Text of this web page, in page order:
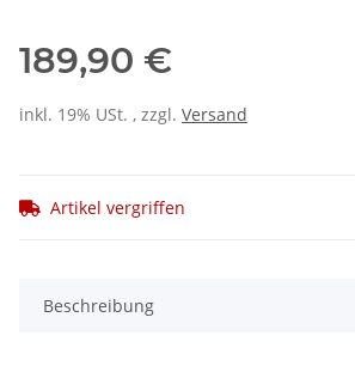
189,90 €
inkl. 19% USt. , zzgl. Versand
Artikel vergriffen
Beschreibung